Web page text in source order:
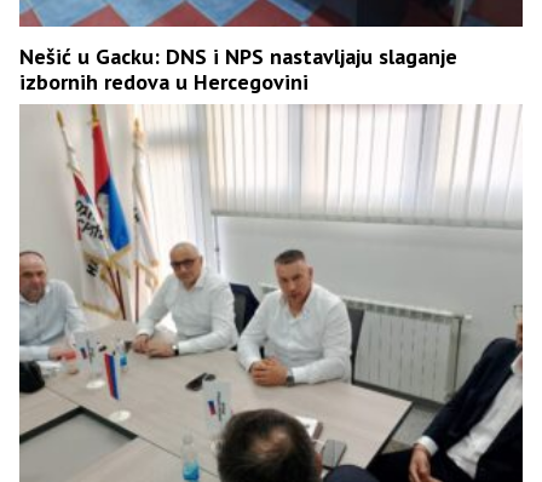
Nešić u Gacku: DNS i NPS nastavljaju slaganje
izbornih redova u Hercegovini